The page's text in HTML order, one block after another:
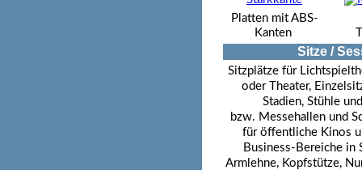
Platten mit ABS-
Kanten
Sitze /
Sitzplätze für
oder Theater,
Stadien, Stühle
bzw. Messehallen und
für öffentliche Kinos
Business-Bereiche in
Armlehne, Kopfstütze,